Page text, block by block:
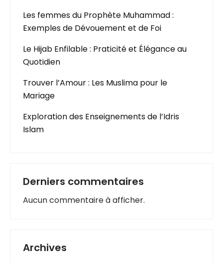
Les femmes du Prophète Muhammad :
Exemples de Dévouement et de Foi
Le Hijab Enfilable : Praticité et Élégance au
Quotidien
Trouver l’Amour : Les Muslima pour le
Mariage
Exploration des Enseignements de l’Idris
Islam
Derniers commentaires
Aucun commentaire à afficher.
Archives